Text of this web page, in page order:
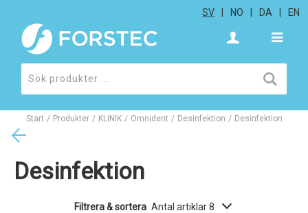
SV NO DA EN
Start / Produkter / KLINIK / Omnident / Desinfektion / Desinfektion
Desinfektion
Filtrera & sortera Antal artiklar 8